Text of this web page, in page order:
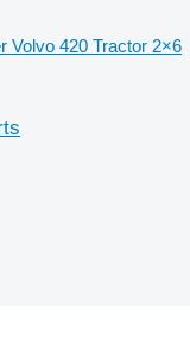
Volvo 420 Tractor 2×6